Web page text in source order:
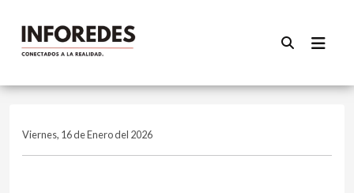
Viernes, 16 de Enero del 2026